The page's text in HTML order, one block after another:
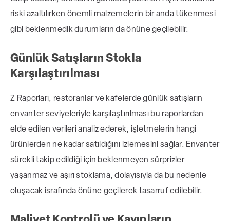
riski azaltılırken önemli malzemelerin bir anda tükenmesi
gibi beklenmedik durumların da önüne geçilebilir.
Günlük Satışların Stokla
Karşılaştırılması
Z Raporları, restoranlar ve kafelerde günlük satışların
envanter seviyeleriyle karşılaştırılması bu raporlardan
elde edilen verileri analiz ederek, işletmelerin hangi
ürünlerden ne kadar satıldığını izlemesini sağlar. Envanter
sürekli takip edildiği için beklenmeyen sürprizler
yaşanmaz ve aşırı stoklama, dolayısıyla da bu nedenle
oluşacak israfında önüne geçilerek tasarruf edilebilir.